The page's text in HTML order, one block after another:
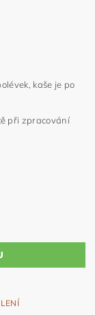
kaše je po
při zpracování